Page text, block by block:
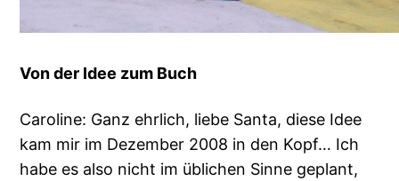
Von der Idee zum Buch
Caroline: Ganz ehrlich, liebe Santa, diese Idee
kam mir im Dezember 2008 in den Kopf… Ich
habe es also nicht im üblichen Sinne geplant,